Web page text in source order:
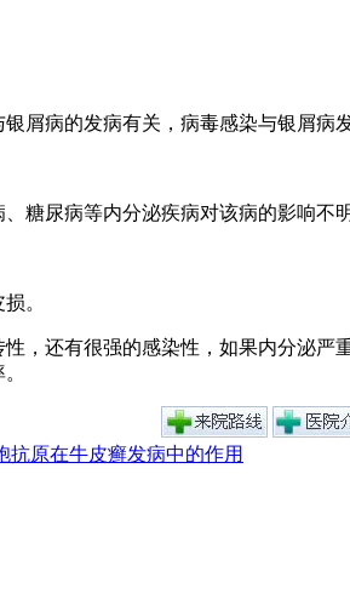
屑病的发病有关，病毒感染与银屑病
糖尿病等内分泌疾病对该病的影响不明
。
，还有很强的感染性，如果内分泌
抗原在牛皮癣发病中的作用